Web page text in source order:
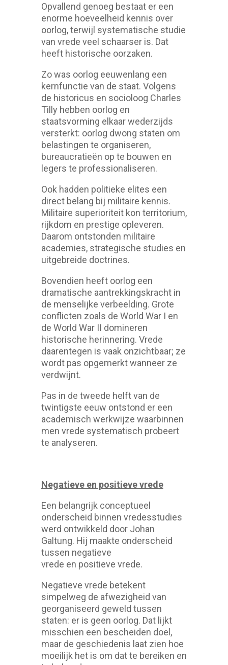
Opvallend genoeg bestaat er een
enorme hoeveelheid kennis over
oorlog, terwijl systematische studie
van vrede veel schaarser is. Dat
heeft historische oorzaken.
Zo was oorlog eeuwenlang een
kernfunctie van de staat. Volgens
de historicus en socioloog Charles
Tilly hebben oorlog en
staatsvorming elkaar wederzijds
versterkt: oorlog dwong staten om
belastingen te organiseren,
bureaucratieën op te bouwen en
legers te professionaliseren.
Ook hadden politieke elites een
direct belang bij militaire kennis.
Militaire superioriteit kon territorium,
rijkdom en prestige opleveren.
Daarom ontstonden militaire
academies, strategische studies en
uitgebreide doctrines.
Bovendien heeft oorlog een
dramatische aantrekkingskracht in
de menselijke verbeelding. Grote
conflicten zoals de World War I en
de World War II domineren
historische herinnering. Vrede
daarentegen is vaak onzichtbaar; ze
wordt pas opgemerkt wanneer ze
verdwijnt.
Pas in de tweede helft van de
twintigste eeuw ontstond er een
academisch werkwijze waarbinnen
men vrede systematisch probeert
te analyseren.
Negatieve en positieve vrede
Een belangrijk conceptueel
onderscheid binnen vredesstudies
werd ontwikkeld door Johan
Galtung. Hij maakte onderscheid
tussen negatieve
vrede en positieve vrede.
Negatieve vrede betekent
simpelweg de afwezigheid van
georganiseerd geweld tussen
staten: er is geen oorlog. Dat lijkt
misschien een bescheiden doel,
maar de geschiedenis laat zien hoe
moeilijk het is om dat te bereiken en